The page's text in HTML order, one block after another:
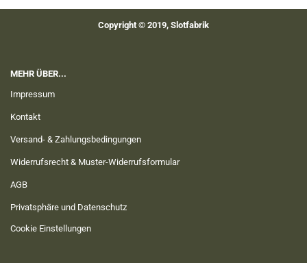
Copyright © 2019, Slotfabrik
MEHR ÜBER...
Impressum
Kontakt
Versand- & Zahlungsbedingungen
Widerrufsrecht & Muster-Widerrufsformular
AGB
Privatsphäre und Datenschutz
Cookie Einstellungen